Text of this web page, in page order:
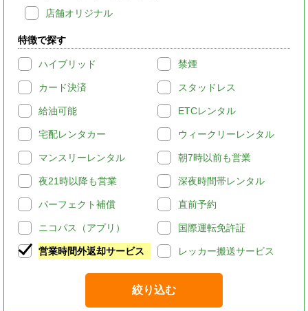
店舗オリジナル
特徴で探す
ハイブリッド 禁煙
カード決済 スタッドレス
給油可能 ETCレンタル
宅配レンタカー ウィークリーレンタル
マンスリーレンタル 朝7時以前も営業
夜21時以降も営業 深夜時間帯レンタル
パーフェクト補償 直前予約
ニコパス（アプリ） 国際運転免許証
営業時間外返却サービス レッカー搬送サービス
絞り込む